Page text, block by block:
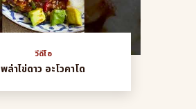
วีดีโอ
พล่าไข่ดาว อะโวคาโด